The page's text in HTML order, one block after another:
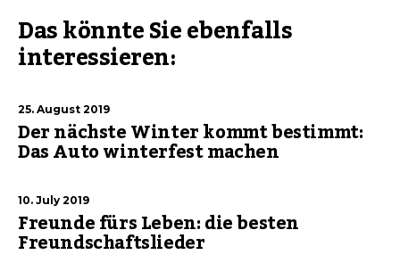
Das könnte Sie ebenfalls
interessieren:
25. August 2019
Der nächste Winter kommt bestimmt:
Das Auto winterfest machen
10. July 2019
Freunde fürs Leben: die besten
Freundschaftslieder